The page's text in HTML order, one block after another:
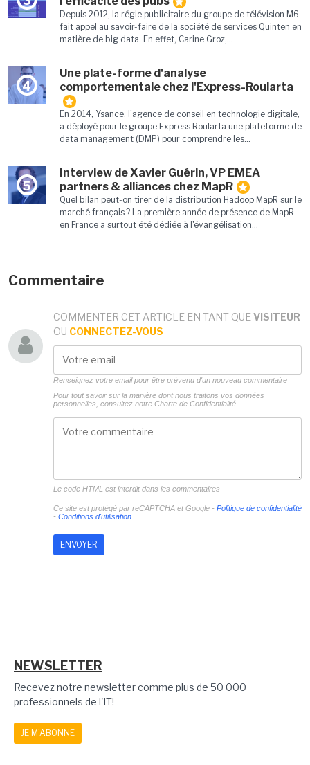
Depuis 2012, la régie publicitaire du groupe de télévision M6
fait appel au savoir-faire de la société de services Quinten en
matière de big data. En effet, Carine Groz,...
4
Une plate-forme d'analyse
comportementale chez l'Express-Roularta
En 2014, Ysance, l'agence de conseil en technologie digitale,
a déployé pour le groupe Express Roularta une plateforme de
data management (DMP) pour comprendre les...
5
Interview de Xavier Guérin, VP EMEA
partners & alliances chez MapR
Quel bilan peut-on tirer de la distribution Hadoop MapR sur le
marché français ? La première année de présence de MapR
en France a surtout été dédiée à l'évangélisation...
Commentaire
COMMENTER CET ARTICLE EN TANT QUE VISITEUR
OU CONNECTEZ-VOUS
Renseignez votre email pour être prévenu d'un nouveau commentaire
Pour tout savoir sur la manière dont nous traitons vos données
personnelles, consultez notre Charte de Confidentialité.
Le code HTML est interdit dans les commentaires
Ce site est protégé par reCAPTCHA et Google - Politique de confidentialité
- Conditions d'utilisation
NEWSLETTER
Recevez notre newsletter comme plus de 50 000
professionnels de l'IT!
JE M'ABONNE